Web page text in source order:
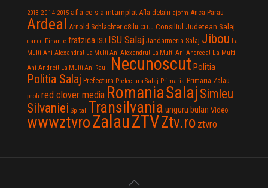
2013 2014 2015 afla ce s-a intamplat Afla detalii ajofm Anca Parau
Ardeal Arnold Schlachter c8ilu CLUJ Consiliul Judetean Salaj
dance Finante fratzica ISU ISU Salaj Jandarmeria Salaj Jibou La
Multi Ani Alexandra! La Multi Ani Alexandru! La Multi Ani Andreea! La Multi
Ani Andrei! La Multi Ani Raul! Necunoscut Politia
Politia Salaj Prefectura Prefectura Salaj Primaria Primaria Zalau
profi red clover media RomaniaSalaj Simleu
Silvaniei Spital Transilvania unguru bulan Video
wwwztvroZalauZTVZtv.ro ztvro